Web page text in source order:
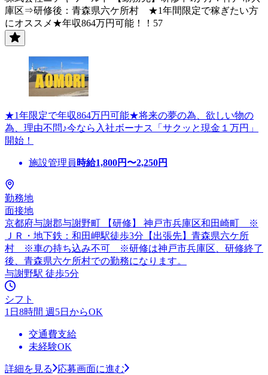
庫区⇒研修後：青森県六ケ所村 ★1年間限定で稼ぎたい方
にオススメ★年収864万円可能！！57
★1年限定で年収864万円可能★将来の夢の為、欲しい物の
為、理由不問♪今なら入社ボーナス「サクッと現金１万円」
開始！
施設管理員 時給1,800円〜2,250円
勤務地
面接地
京都府与謝郡与謝野町 【研修】 神戸市兵庫区和田崎町 ※
ＪＲ・地下鉄：和田岬駅徒歩3分【出張先】青森県六ケ所
村 ※車の持ち込み不可 ※研修は神戸市兵庫区、研修終了
後、青森県六ケ所村での勤務になります。
与謝野駅 徒歩5分
シフト
1日8時間 週5日からOK
交通費支給
未経験OK
詳細を見る
応募画面に進む